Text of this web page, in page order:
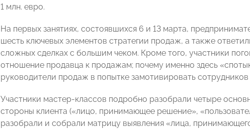
1 млн. евро.
На первых занятиях, состоявшихся 6 и 13 марта,
шесть ключевых элементов стратегии продаж, а также
сложных сделках с большим чеком. Кроме того, участники
отношение продавца к продажам; почему именно здесь
руководители продаж в попытке замотивировать
Участники мастер-классов подробно разобрали четыре
стороны клиента («лицо, принимающее решение»,
разобрали и собрали матрицу выявления «лица,